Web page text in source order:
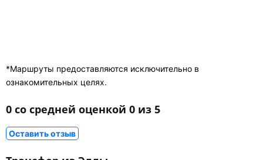
*Маршруты предоставляются исключительно в
ознакомительных целях.
0 со средней оценкой 0 из 5
Оставить отзыв